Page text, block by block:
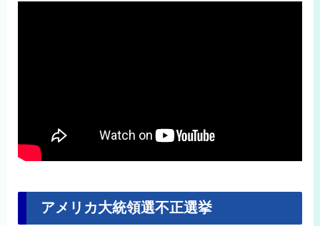
アメリカ大統領選不正選挙